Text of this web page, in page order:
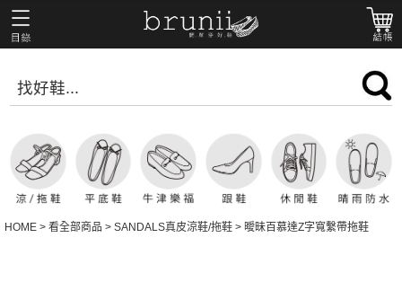
HOME > 看全部商品 > SANDALS真皮涼鞋/拖鞋 > 曖昧百慕達Z字寬繫帶拖鞋